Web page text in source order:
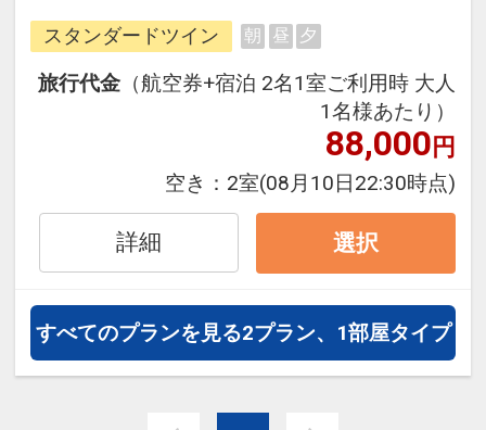
できるダイナミックパッケージだか
ら、一都市滞在はもちろん周遊旅行
にも最適！
旅行期間中の1泊だけの宿泊や延
泊・飛び泊なども自由自在です。
フライトは、安心のJAL（または
JALグループ）確約！フライトマイ
ル50%貯まります。
オプションでレンタカーや現地交
通・体験プランなどの追加（同時予
約）が可能なプランもございます。
スタンダードツイン 朝 昼 夕
旅行代金 （航空券+宿泊 2名1室ご利用時 大人
1名様あたり）
88,000円
空き： 2室(08月10日22:30時点)
詳細 選択
すべてのプランを見る2プラン、1部屋タイプ